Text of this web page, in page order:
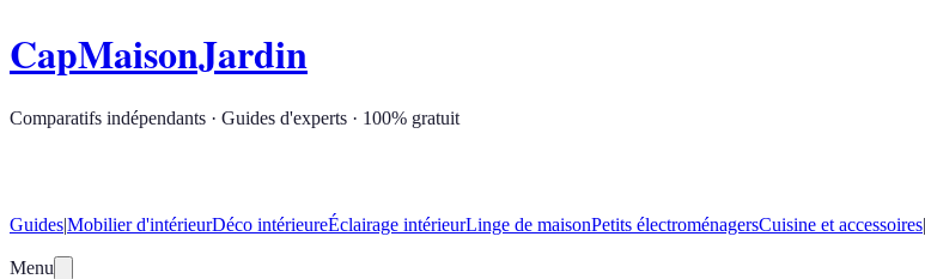
CapMaisonJardin
Comparatifs indépendants · Guides d'experts · 100% gratuit
Guides|Mobilier d'intérieurDéco intérieureÉclairage intérieurLinge de maisonPetits électroménagersCuisine et accessoires|
Menu